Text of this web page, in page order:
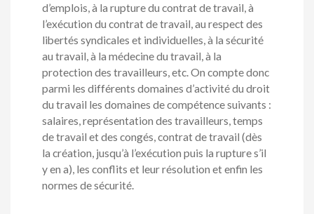
d’emplois, à la rupture du contrat de travail, à
l’exécution du contrat de travail, au respect des
libertés syndicales et individuelles, à la sécurité
au travail, à la médecine du travail, à la
protection des travailleurs, etc. On compte donc
parmi les différents domaines d’activité du droit
du travail les domaines de compétence suivants :
salaires, représentation des travailleurs, temps
de travail et des congés, contrat de travail (dès
la création, jusqu’à l’exécution puis la rupture s’il
y en a), les conflits et leur résolution et enfin les
normes de sécurité.